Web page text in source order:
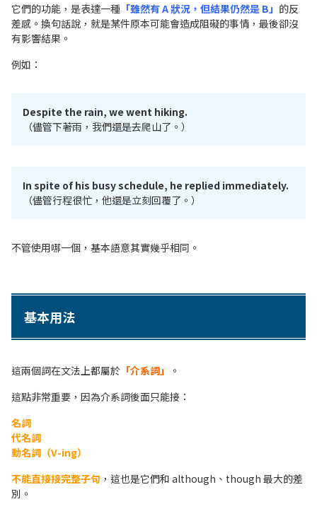
它們的功能，是表達一種 「雖然有 A 狀況，但結果仍然是 B」 的反
差感。換句話說，就是某件原本可能會造成阻礙的事情，最後卻沒
有影響結果。
例如：
Despite the rain, we went hiking.
（儘管下著雨，我們還是去爬山了。）
In spite of his busy schedule, he replied immediately.
（儘管行程很忙，他還是立刻回覆了。）
不管使用哪一個，基本語意其實幾乎相同。
基本用法
這兩個詞在文法上都屬於 「介系詞」
。
這點非常重要，因為介系詞後面只能接：
名詞
代名詞
動名詞（V-ing）
不能直接接完整子句 ，這也是它們和 although、though 最大的差
別。